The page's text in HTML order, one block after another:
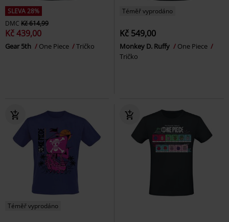
SLEVA 28%
DMC Kč 614,99
Kč 439,00
Gear 5th One Piece Tričko
Téměř vyprodáno
Kč 549,00
Monkey D. Ruffy
One Piece
Tričko
Téměř vyprodáno